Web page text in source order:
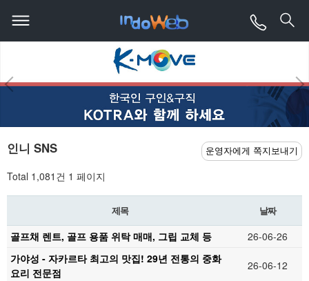
인니 SNS 운영자에게 쪽지보내기
Total 1,081건 1 페이지
제목 날짜
골프채 렌트, 골프 용품 위탁 매매, 그립 교체 등
26-06-26
가야성 - 자카르타 최고의 맛집! 29년 전통의 중화
요리 전문점
26-06-12